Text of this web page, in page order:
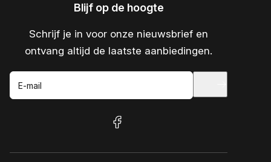
Blijf op de hoogte
Schrijf je in voor onze nieuwsbrief en
ontvang altijd de laatste aanbiedingen.
E-mail
facebook